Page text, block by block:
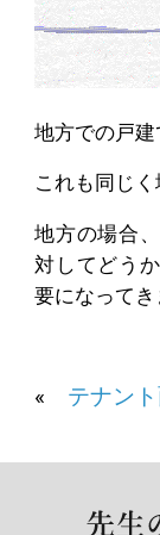
地方での戸建
これも同じ
地方の場合
対してどう
要になってき
« テナント